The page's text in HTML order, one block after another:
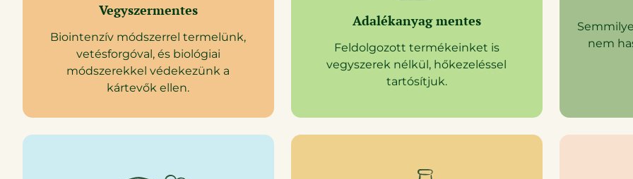
Vegyszermentes
Biointenzív módszerrel termelünk,
vetésforgóval, és biológiai
módszerekkel védekezünk a
kártevők ellen.
Adalékanyag mentes
Feldolgozott termékeinket is
vegyszerek nélkül, hőkezeléssel
tartósítjuk.
nem